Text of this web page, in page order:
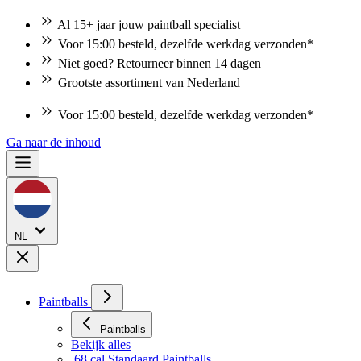
Al 15+ jaar jouw paintball specialist
Voor 15:00 besteld, dezelfde werkdag verzonden*
Niet goed? Retourneer binnen 14 dagen
Grootste assortiment van Nederland
Voor 15:00 besteld, dezelfde werkdag verzonden*
Ga naar de inhoud
NL
Paintballs
Paintballs
Bekijk alles